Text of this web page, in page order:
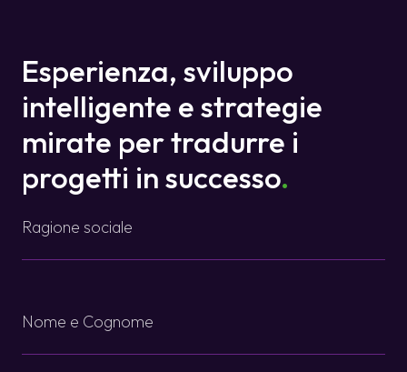
Esperienza, sviluppo
intelligente e strategie
mirate per tradurre i
progetti in successo.
Ragione
sociale
*
*